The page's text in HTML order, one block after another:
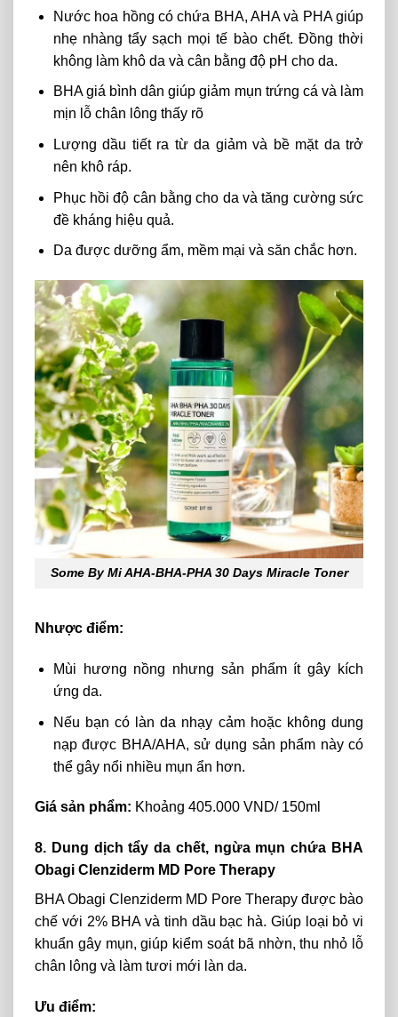
Nước hoa hồng có chứa BHA, AHA và PHA giúp
nhẹ nhàng tẩy sạch mọi tế bào chết. Đồng thời
không làm khô da và cân bằng độ pH cho da.
BHA giá bình dân giúpgiảm mụn trứng cá và làm
mịn lỗ chân lông thấy rõ
Lượng dầu tiết ra từ da giảm và bề mặt da trở
nên khô ráp.
Phục hồi độ cân bằng cho da và tăng cường sức
đề kháng hiệu quả.
Da được dưỡng ẩm, mềm mại và săn chắc hơn.
Some By Mi AHA-BHA-PHA 30 Days Miracle Toner
Nhược điểm:
Mùi hương nồng nhưng sản phẩm ít gây kích
ứng da.
Nếu bạn có làn da nhạy cảm hoặc không dung
nạp được BHA/AHA, sử dụng sản phẩm này có
thể gây nổi nhiều mụn ẩn hơn.
Giá sản phẩm: Khoảng 405.000 VND/ 150ml
8. Dung dịch tẩy da chết, ngừa mụn chứa BHA
Obagi Clenziderm MD Pore Therapy
BHA Obagi Clenziderm MD Pore Therapy được bào
chế với 2% BHA và tinh dầu bạc hà. Giúp loại bỏ vi
khuẩn gây mụn, giúp kiểm soát bã nhờn, thu nhỏ lỗ
chân lông và làm tươi mới làn da.
Ưu điểm: